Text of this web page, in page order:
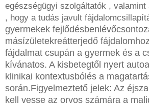
egészségügyi szolgáltatók ,
, hogy a tudás javult
gyermekek fejlődésbenlévő
másízületekreátterjedő fájdalomhoz
fájdalmat csupán a gyermek és a
kívánatos. A kisbetegtől nyert
klinikai kontextusbólés a
során.Figyelmeztető jelek: Az
kell vesse az orvos számára a